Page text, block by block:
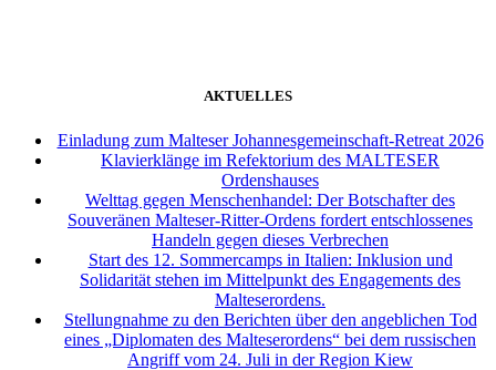
AKTUELLES
Einladung zum Malteser Johannesgemeinschaft-Retreat 2026
Klavierklänge im Refektorium des MALTESER
Ordenshauses
Welttag gegen Menschenhandel: Der Botschafter des
Souveränen Malteser-Ritter-Ordens fordert entschlossenes
Handeln gegen dieses Verbrechen
Start des 12. Sommercamps in Italien: Inklusion und
Solidarität stehen im Mittelpunkt des Engagements des
Malteserordens.
Stellungnahme zu den Berichten über den angeblichen Tod
eines „Diplomaten des Malteserordens“ bei dem russischen
Angriff vom 24. Juli in der Region Kiew